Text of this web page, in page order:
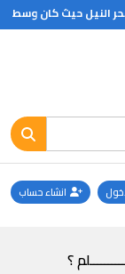
النيل حيث كان وسط
انشاء حساب
؟